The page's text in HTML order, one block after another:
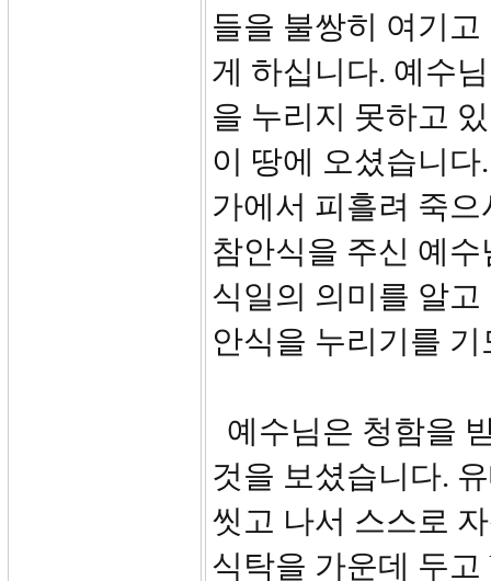
들을 불쌍히 여기
게 하십니다. 예수
을 누리지 못하고
이 땅에 오셨습니
가에서 피흘려 죽
참안식을 주신 예
식일의 의미를 알
안식을 누리기를
예수님은 청함을
것을 보셨습니다.
씻고 나서 스스로
식탁을 가운데 두